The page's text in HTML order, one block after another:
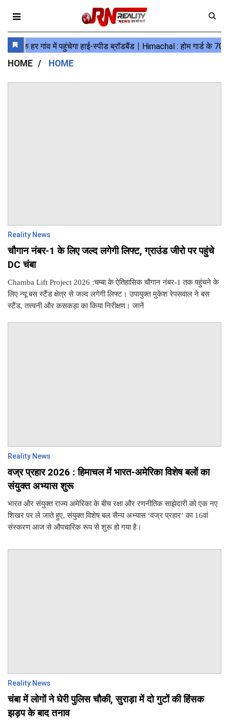
HOME HOME
Reality News
चौगान नंबर-1 के लिए जल्द लगेगी लिफ्ट, ग्राउंड जीरो पर पहुंचे
DC चंबा
Chamba Lift Project 2026 :चम्बा के ऐतिहासिक चौगान नंबर-1 तक पहुंचने के
लिए न्यू बस स्टैंड क्षेत्र से जल्द लगेगी लिफ्ट। उपायुक्त मुकेश रेपसवाल ने बस
स्टैंड, तत्त्वनी और कसकड़ा का किया निरीक्षण। जानें
Reality News
वज्र प्रहार 2026 : हिमाचल में भारत-अमेरिका विशेष बलों का
संयुक्त अभ्यास शुरू
भारत और संयुक्त राज्य अमेरिका के बीच रक्षा और रणनीतिक साझेदारी को एक नए
शिखर पर ले जाते हुए, संयुक्त विशेष बल सैन्य अभ्यास ‘वज्र प्रहार’ का 16वां
संस्करण आज से औपचारिक रूप से शुरू हो गया है।
Reality News
चंबा में लोगों ने घेरी पुलिस चौकी, सुराड़ा में दो गुटों की हिंसक
झड़प के बाद तनाव